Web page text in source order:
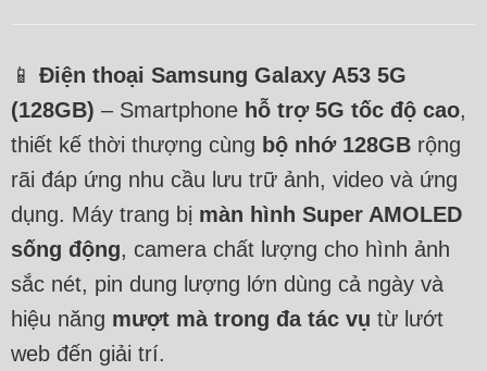
📱 Điện thoại Samsung Galaxy A53 5G
(128GB) – Smartphone hỗ trợ 5G tốc độ cao,
thiết kế thời thượng cùng bộ nhớ 128GB rộng
rãi đáp ứng nhu cầu lưu trữ ảnh, video và ứng
dụng. Máy trang bị màn hình Super AMOLED
sống động, camera chất lượng cho hình ảnh
sắc nét, pin dung lượng lớn dùng cả ngày và
hiệu năng mượt mà trong đa tác vụ từ lướt
web đến giải trí.